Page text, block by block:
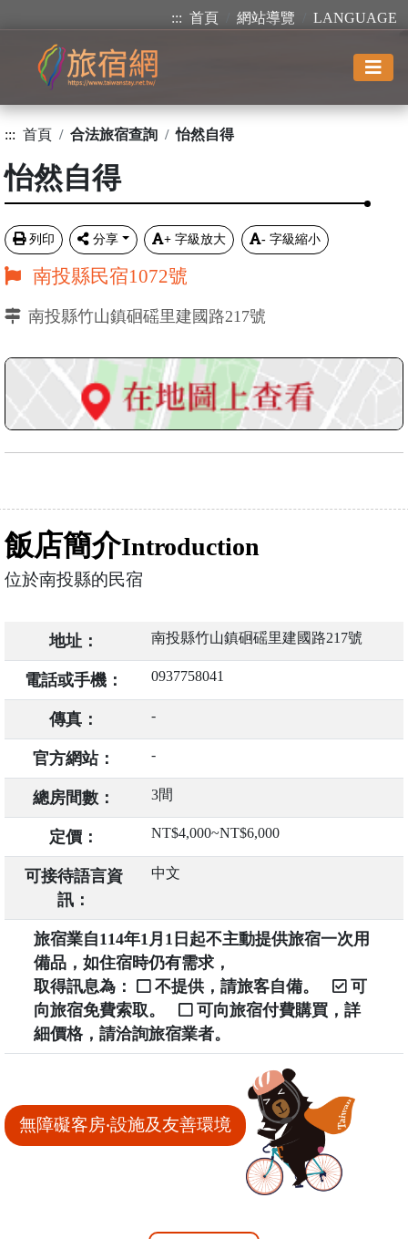
::: 首頁 網站導覽 LANGUAGE
::: 首頁 合法旅宿查詢 怡然自得
怡然自得
列印 分享 + 字級放大 - 字級縮小
南投縣民宿1072號
南投縣竹山鎮硘磘里建國路217號
飯店簡介Introduction
位於南投縣的民宿
地址： 南投縣竹山鎮硘磘里建國路217號
電話或手機： 0937758041
傳真： -
官方網站： -
總房間數： 3間
定價： NT$4,000~NT$6,000
可接待語言資
訊：
中文
旅宿業自114年1月1日起不主動提供旅宿一次用
備品，如住宿時仍有需求，
取得訊息為：
不提供，請旅客自備。
可
向旅宿免費索取。
可向旅宿付費購買，詳
細價格，請洽詢旅宿業者。
無障礙客房‧設施及友善環境